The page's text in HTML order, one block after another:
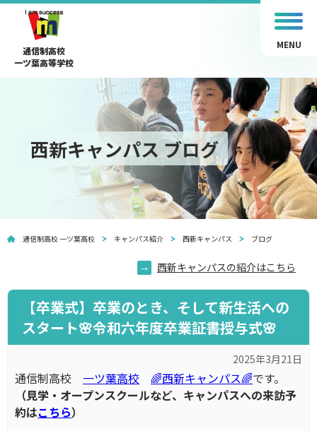
通信制高校
一ツ葉高等学校
MENU
西新キャンパス ブログ
通信制高校 一ツ葉高校 キャンパス紹介 西新キャンパス ブログ
西新キャンパスの紹介はこちら
【卒業式】卒業のとき、そして新生活への
スタート🌸令和六年度卒業証書授与式🌸
2025年3月21日
通信制高校 一ツ葉高校 🌈西新キャンパス🌈です。
（見学・オープンスクールなど、キャンパスへの来訪予
約はこちら）